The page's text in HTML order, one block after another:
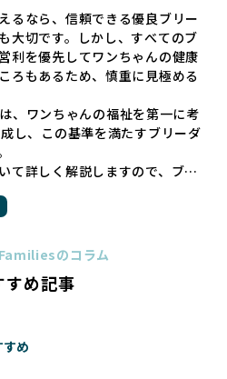
っていない場合が多く、販売ま
移動のストレスを受けることが
な環境は、健康リスクや社会性
ンちゃんにとっても望ましいと
はペットショップを介
ともに、ペットオークションや
リーダーの掲載も行ってしませ
いい理由の詳細はこちら
まっていることが問題です。こ
心身の福祉やブリーダーの責任
選択の判断が難しい現状があり
るなら、信頼できる優良ブリー
大切です。しかし、すべてのブ
利を優先してワンちゃんの健康
ろもあるため、慎重に見極める
、ワンちゃんの福祉を第一に考
し、この基準を満たすブリーダ
て詳しく解説しますので、ブリ
耳（耳を切る）が行われている
ンちゃんの身体的な負担が大き
ることで他の犬や人間との意思
のコラム
すめ記事
め